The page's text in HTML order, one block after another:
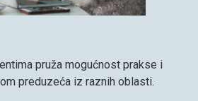
pruža mogućnost prakse i
preduzeća iz raznih oblasti.